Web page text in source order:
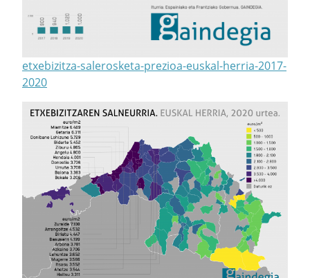
etxebizitza-salerosketa-prezioa-euskal-herria-2017-
2020